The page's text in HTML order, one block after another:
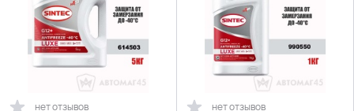
нет отзывов нет отзывов